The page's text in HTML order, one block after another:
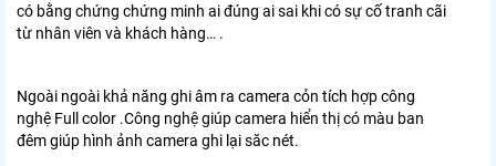
có bằng chứng chứng minh ai đúng ai sai khi có sự cố tranh cãi
từ nhân viên và khách hàng… .
Ngoài ngoài khả năng ghi âm ra camera cỏn tích hợp công
nghệ Full color .Công nghệ giúp camera hiển thị có màu ban
đêm giúp hình ảnh camera ghi lại săc nét.